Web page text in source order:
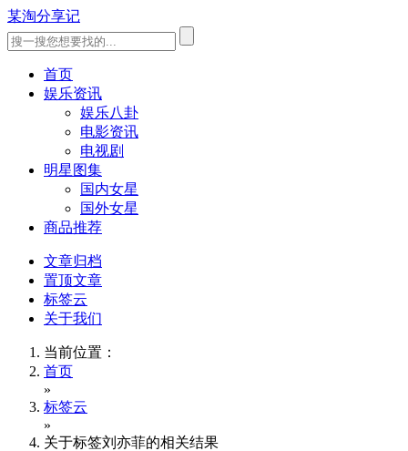
某淘分享记
首页
娱乐资讯
娱乐八卦
电影资讯
电视剧
明星图集
国内女星
国外女星
商品推荐
文章归档
置顶文章
标签云
关于我们
当前位置：
首页
»
标签云
»
关于标签刘亦菲的相关结果